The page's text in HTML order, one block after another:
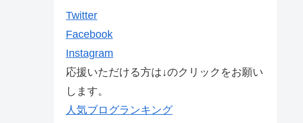
Twitter
Facebook
Instagram
応援いただける方は↓のクリックをお願い
します。
人気ブログランキング